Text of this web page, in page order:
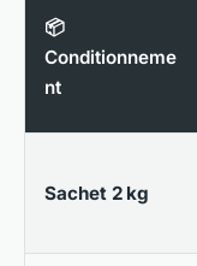
📦
Conditionneme
nt
Sachet 2 kg